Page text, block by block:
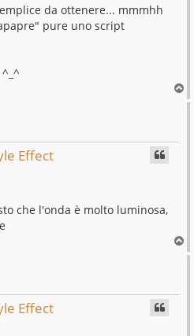
da ottenere... mmmhh
pure uno script
o
Effect
che l'onda è molto luminosa,
o
Effect